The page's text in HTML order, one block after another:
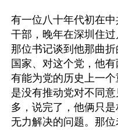
有一位八十年代初在
干部，晚年在深圳住
那位书记谈到他那曲
国家、对这个党，他
有能为党的历史上一
是没有推动党对不同
多，说完了，他俩只
无力解决的问题。那